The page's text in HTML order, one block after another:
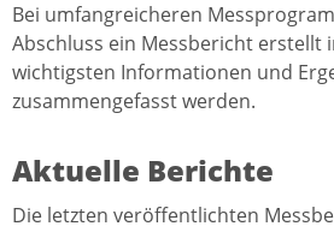
Bei umfangreicheren
Abschluss ein Messbericht erstellt
wichtigsten Informationen und
zusammengefasst werden.
Aktuelle Berichte
Die letzten veröffentlichten